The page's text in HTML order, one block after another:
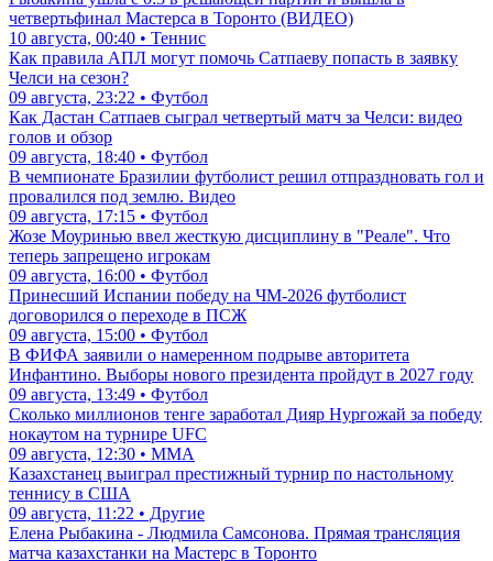
четвертьфинал Мастерса в Торонто (ВИДЕО)
10 августа, 00:40 • Теннис
Как правила АПЛ могут помочь Сатпаеву попасть в заявку
Челси на сезон?
09 августа, 23:22 • Футбол
Как Дастан Сатпаев сыграл четвертый матч за Челси: видео
голов и обзор
09 августа, 18:40 • Футбол
В чемпионате Бразилии футболист решил отпраздновать гол и
провалился под землю. Видео
09 августа, 17:15 • Футбол
Жозе Моуринью ввел жесткую дисциплину в "Реале". Что
теперь запрещено игрокам
09 августа, 16:00 • Футбол
Принесший Испании победу на ЧМ-2026 футболист
договорился о переходе в ПСЖ
09 августа, 15:00 • Футбол
В ФИФА заявили о намеренном подрыве авторитета
Инфантино. Выборы нового президента пройдут в 2027 году
09 августа, 13:49 • Футбол
Сколько миллионов тенге заработал Дияр Нургожай за победу
нокаутом на турнире UFC
09 августа, 12:30 • ММА
Казахстанец выиграл престижный турнир по настольному
теннису в США
09 августа, 11:22 • Другие
Елена Рыбакина - Людмила Самсонова. Прямая трансляция
матча казахстанки на Мастерс в Торонто